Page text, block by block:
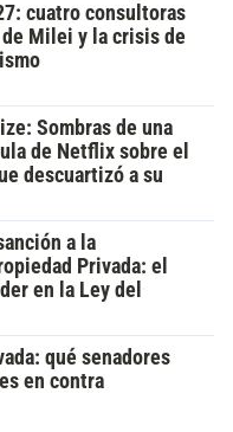
cuatro consultoras
Milei y la crisis de
Sombras de una
de Netflix sobre el
descuartizó a su
a la
Privada: el
en la Ley del
qué senadores
en contra